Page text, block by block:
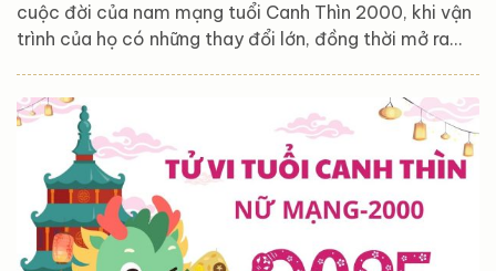
cuộc đời của nam mạng tuổi Canh Thìn 2000, khi vận
trình của họ có những thay đổi lớn, đồng thời mở ra
động của các sao chiếu mệnh và vận hạn đặc trưng,
năm nay sẽ mang đến cả thách thức lẫn cơ hội để
khẳng định năng lực, bản lĩnh của nam Canh Thìn. Từ
công việc, tài chính cho đến tình duyên và gia đạo,
mọi khía cạnh đều có những biến động đáng chú ý,...